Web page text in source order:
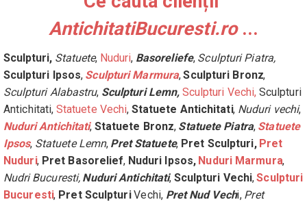
AntichitatiBucuresti.ro ...
Sculpturi, Statuete, Nuduri, Basoreliefe, Sculpturi Piatra,
Sculpturi Ipsos, Sculpturi Marmura, Sculpturi Bronz
Sculpturi Alabastru, Sculpturi Lemn, Sculpturi Vechi, Sculpturi
Antichitati, Statuete Vechi, Statuete Antichitati, Nuduri vechi,
Nuduri Antichitati, Statuete Bronz, Statuete Piatra, Statuete
Ipsos, Statuete Lemn, Pret Statuete, Pret Sculpturi, Pret
Nuduri, Pret Basorelief, Nuduri Ipsos, Nuduri Marmura
Nudri Bucuresti, Nuduri Antichitati, Sculpturi Vechi, Sculpturi
Bucuresti, Pret Sculpturi Vechi, Pret Nud Vechi, Pret